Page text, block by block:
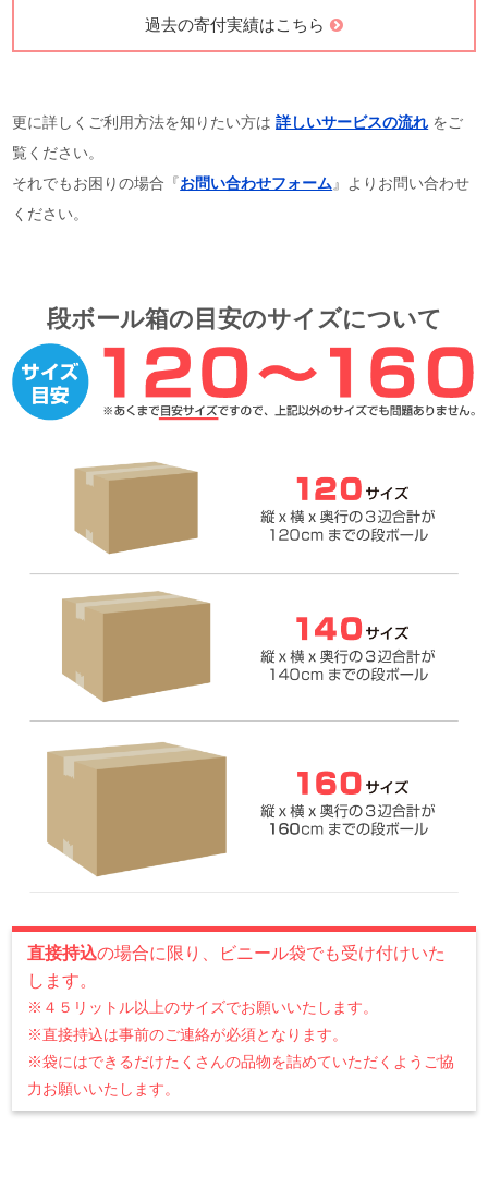
過去の寄付実績はこちら
更に詳しくご利用方法を知りたい方は詳しいサービスの流れ をご
覧ください。
それでもお困りの場合『お問い合わせフォーム』よりお問い合わせ
ください。
段ボール箱の目安のサイズについて
直接持込の場合に限り、ビニール袋でも受け付けいた
します。
※４５リットル以上のサイズでお願いいたします。
※直接持込は事前のご連絡が必須となります。
※袋にはできるだけたくさんの品物を詰めていただくようご協
力お願いいたします。